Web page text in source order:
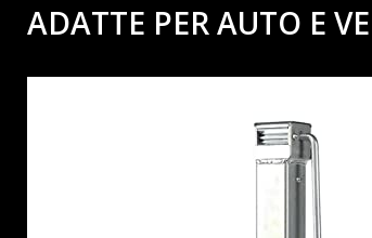
ADATTE PER AUTO E